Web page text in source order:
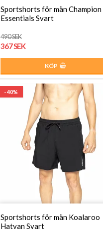
Sportshorts för män Champion
Essentials Svart
490 SEK
367 SEK
KÖP
- 40%
Sportshorts för män Koalaroo
Hatvan Svart